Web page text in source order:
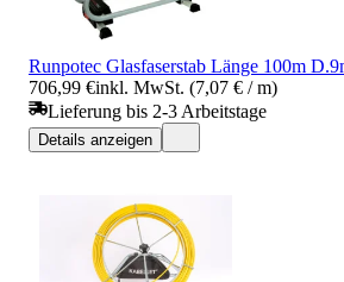
Runpotec Glasfaserstab Länge 100m
706,99 €inkl. MwSt. (7,07 € / m)
Lieferung bis 2-3 Arbeitstage
Details anzeigen